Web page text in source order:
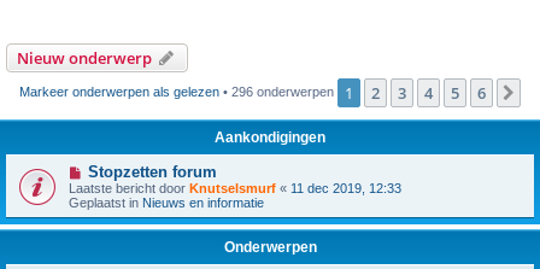
Nieuw onderwerp
Markeer onderwerpen als gelezen • 296 onderwerpen 1 2 3 4 5 6
Aankondigingen
Stopzetten forum
Laatste bericht door Knutselsmurf « 11 dec 2019, 12:33
Geplaatst in Nieuws en informatie
Onderwerpen